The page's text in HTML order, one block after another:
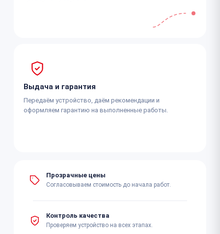
Выдача и гарантия
Передаём устройство, даём рекомендации и
оформляем гарантию на выполненные работы.
Прозрачные цены
Согласовываем стоимость до начала работ.
Контроль качества
Проверяем устройство на всех этапах.